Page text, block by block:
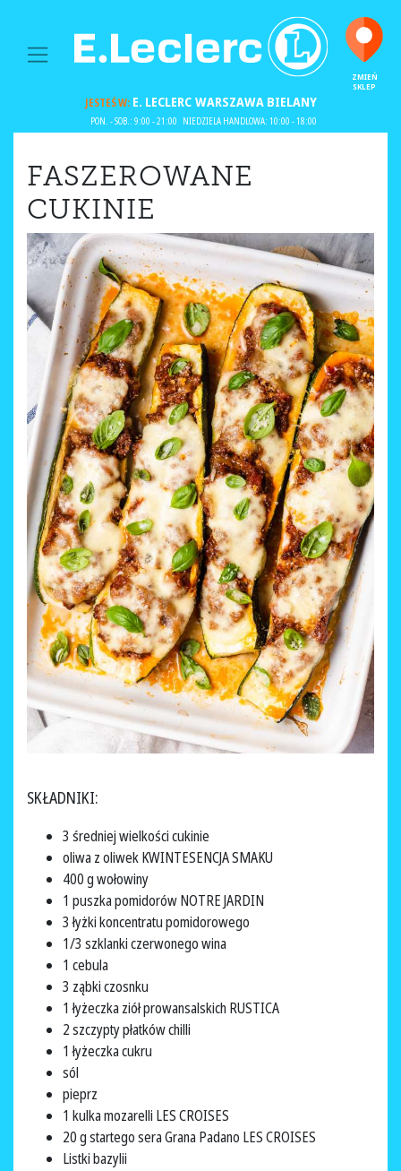
MAIN NAVIGATION
ZMIEŃ
SKLEP
JESTEŚ W:E. LECLERC WARSZAWA BIELANY
PON. - SOB.: 9:00 - 21:00 NIEDZIELA HANDLOWA: 10:00 - 18:00
FASZEROWANE
CUKINIE
SKŁADNIKI:
3 średniej wielkości cukinie
oliwa z oliwek KWINTESENCJA SMAKU
400 g wołowiny
1 puszka pomidorów NOTRE JARDIN
3 łyżki koncentratu pomidorowego
1/3 szklanki czerwonego wina
1 cebula
3 ząbki czosnku
1 łyżeczka ziół prowansalskich RUSTICA
2 szczypty płatków chilli
1 łyżeczka cukru
sól
pieprz
1 kulka mozarelli LES CROISES
20 g startego sera Grana Padano LES CROISES
Listki bazylii